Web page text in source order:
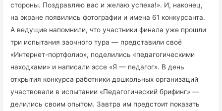
стороны. Поздравляю вас и желаю успеха!». И, наконец,
на экране появились фотографии и имена 61 конкурсанта.
А ведущие напомнили, что участники финала уже прошли
три испытания заочного тура — представили своё
«Интернет-портфолио», поделились «педагогическими
находками» и написали эссе «Я — педагог». В день
открытия конкурса работники дошкольных организаций
участвовали в испытании «Педагогический брифинг» —
делились своим опытом. Завтра им предстоит показать